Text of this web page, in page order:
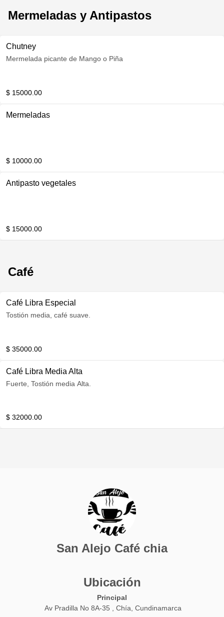
Mermeladas y Antipastos
Chutney
Mermelada picante de Mango o Piña
$ 15000.00
Mermeladas
$ 10000.00
Antipasto vegetales
$ 15000.00
Café
Café Libra Especial
Tostión media, café suave.
$ 35000.00
Café Libra Media Alta
Fuerte, Tostión media Alta.
$ 32000.00
San Alejo Café chia
Ubicación
Principal
Av Pradilla No 8A-35 , Chía, Cundinamarca